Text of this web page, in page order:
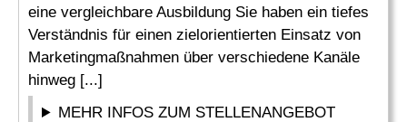
eine vergleichbare Ausbildung Sie haben ein tiefes
Verständnis für einen zielorientierten Einsatz von
Marketingmaßnahmen über verschiedene Kanäle
hinweg [...]
MEHR INFOS ZUM STELLENANGEBOT